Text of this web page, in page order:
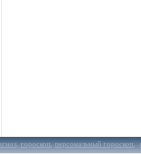
,гороскоп,персональный гороскоп,